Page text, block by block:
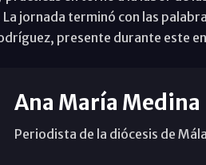
jornada terminó con las
presente durante este
Ana María Medina
Periodista de la diócesis de